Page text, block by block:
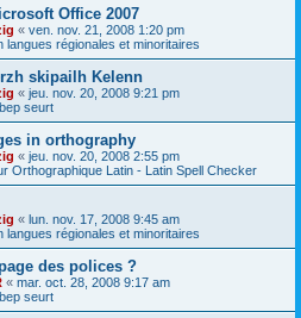
Office 2007
« ven. nov. 21, 2008 1:20 pm
langues régionales et minoritaires
skipailh Kelenn
« jeu. nov. 20, 2008 9:21 pm
seurt
in orthography
« jeu. nov. 20, 2008 2:55 pm
Orthographique Latin - Latin Spell Checker
« lun. nov. 17, 2008 9:45 am
langues régionales et minoritaires
des polices ?
« mar. oct. 28, 2008 9:17 am
seurt